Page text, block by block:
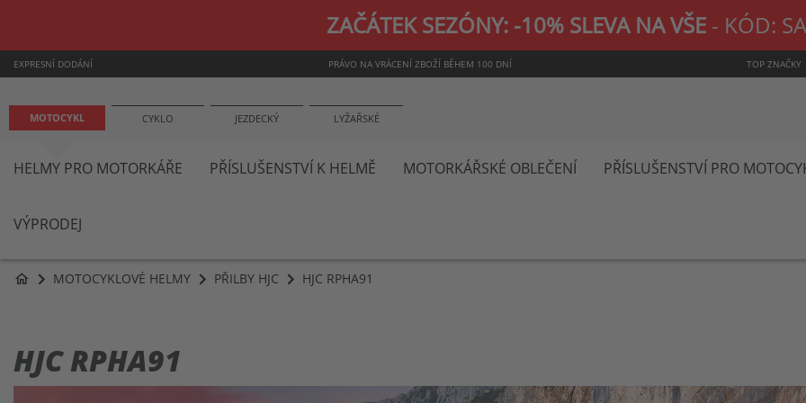
ZAČÁTEK SEZÓNY: -10% SLEVA NA VŠE - KÓD:
EXPRESNÍ DODÁNÍ PRÁVO NA VRÁCENÍ ZBOŽÍ BĚHEM 100 DNÍ TOP ZNAČKY
MOTOCYKL CYKLO JEZDECKÝ LYŽAŘSKÉ
HELMY PRO MOTORKÁŘE PŘÍSLUŠENSTVÍ K HELMĚ MOTORKÁŘSKÉ OBLEČENÍ PŘÍSLUŠENSTVÍ PRO
VÝPRODEJ
home MOTOCYKLOVÉ HELMY PŘILBY HJC HJC RPHA91
HJC RPHA91